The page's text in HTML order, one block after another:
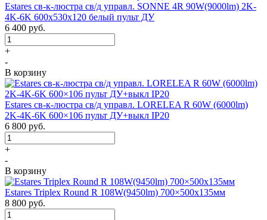
Estares св-к-люстра св/д управл. SONNE 4R 90W(9000lm) 2K-
4K-6K 600x530x120 белый пульт ДУ
6 400 руб.
+
-
В корзину
Estares св-к-люстра св/д управл. LORELEA R 60W (6000lm)
2K-4K-6K 600×106 пульт ДУ+выкл IP20
6 800 руб.
+
-
В корзину
Estares Triplex Round R 108W(9450lm) 700×500х135мм
8 800 руб.